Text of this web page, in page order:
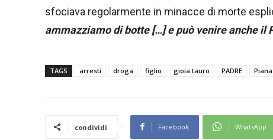
sfociava regolarmente in minacce di morte
ammazziamo di botte […] e può venire anche il
TAGS arresti droga figlio gioia tauro PADRE Piana
condividi Facebook WhatsApp